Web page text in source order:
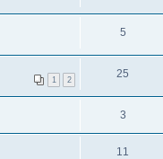
5
1 2 25
3
11